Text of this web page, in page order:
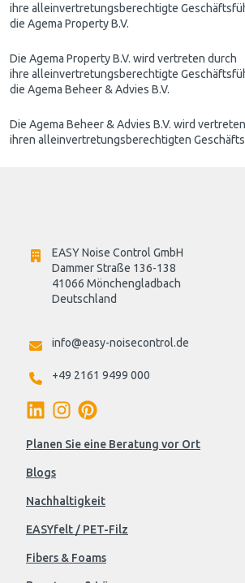
ihre alleinvertretungsberechtigte
die Agema Property B.V.
Die Agema Property B.V. wird vertreten durch
ihre alleinvertretungsberechtigte
die Agema Beheer & Advies B.V.
Die Agema Beheer & Advies B.V. wird
ihren alleinvertretungsberechtigten
EASY Noise Control GmbH
Dammer Straße 136-138
41066 Mönchengladbach
Deutschland
info@easy-noisecontrol.de
+49 2161 9499 000
Planen Sie eine Beratung vor Ort
Blogs
Nachhaltigkeit
EASYfelt / PET-Filz
Fibers & Foams